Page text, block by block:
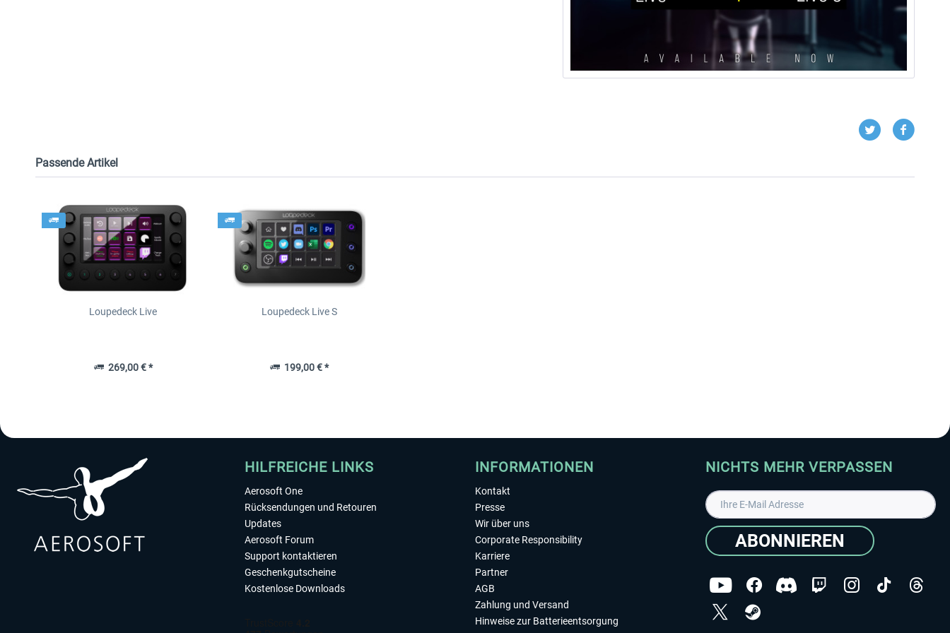
Passende Artikel
Loupedeck Live
269,00 € *
Loupedeck Live S
199,00 € *
HILFREICHE LINKS
Aerosoft One
Rücksendungen und Retouren
Updates
Aerosoft Forum
Support kontaktieren
Geschenkgutscheine
Kostenlose Downloads
INFORMATIONEN
Kontakt
Presse
Wir über uns
Corporate Responsibility
Karriere
Partner
AGB
Zahlung und Versand
Hinweise zur Batterieentsorgung
NICHTS MEHR VERPASSEN
ABONNIEREN